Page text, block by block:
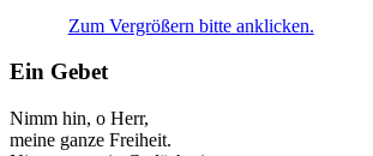
Zum Vergrößern bitte anklicken.
Ein Gebet
Nimm hin, o Herr,
meine ganze Freiheit.